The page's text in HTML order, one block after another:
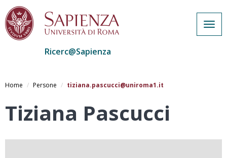
al
principale
Ricerc@Sapienza
Home Persone tiziana.pascucci@uniroma1.it
Tiziana Pascucci